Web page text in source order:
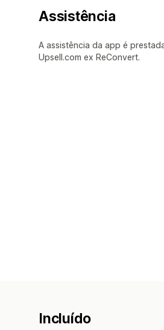
Assistência
A assistência da app é
Upsell.com ex ReConvert.
Incluído